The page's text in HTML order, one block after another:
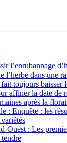
l’enrubannage
l’herbe dans une
fait toujours baisser
affiner la date de
après la
: Enquête : les
Ouest : Les
tendre